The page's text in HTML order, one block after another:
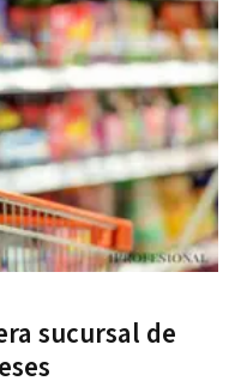
sucursal de